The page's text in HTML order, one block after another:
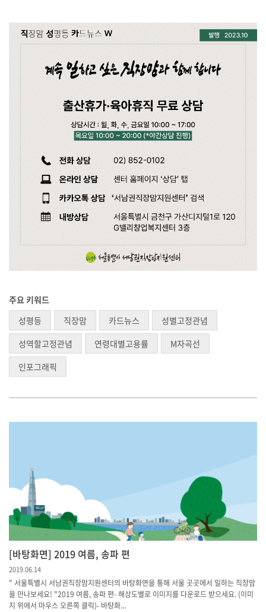
주요 키워드
성평등
직장맘 카드뉴스
성별고정관념
성역할고정관념
연령대별고용률
M자곡선
인포그래픽
[바탕화면] 2019 여름, 송파 편
2019.06.14
" 서울특별시 서남권직장맘지원센터의 바탕화면을 통해 서울 곳곳에서 일하는 직장맘
을 만나보세요! "2019 여름, 송파 편- 해상도별로 이미지를 다운로드 받으세요. (이미
지 위에서 마우스 오른쪽 클릭)- 바탕화...